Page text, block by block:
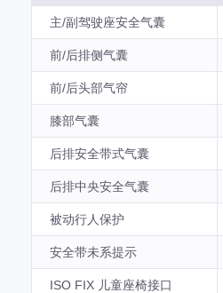
主/副驾驶座安全气囊
前/后排侧气囊
前/后头部气帘
膝部气囊
后排安全带式气囊
后排中央安全气囊
被动行人保护
安全带未系提示
ISO FIX 儿童座椅接口